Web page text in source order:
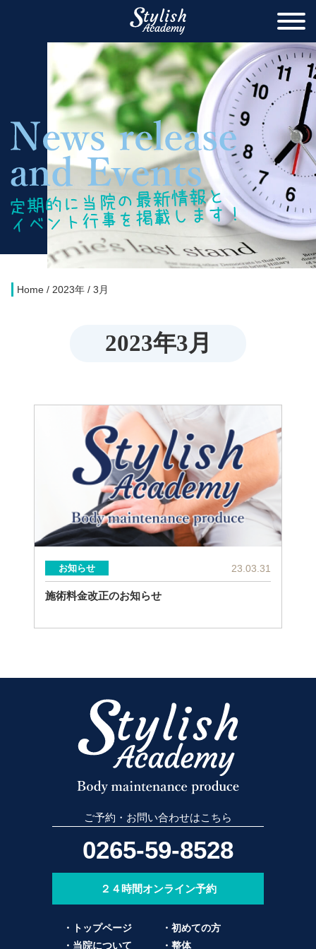
Home / 2023年 / 3月
2023年3月
お知らせ 23.03.31
施術料金改正のお知らせ
ご予約・お問い合わせはこちら
0265-59-8528
２４時間オンライン予約
・トップページ
・初めての方
・当院について
・整体